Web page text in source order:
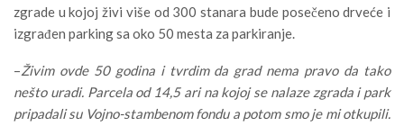
zgrade u kojoj živi više od 300 stanara bude posečeno drveće i
izgrađen parking sa oko 50 mesta za parkiranje.
–Živim ovde 50 godina i tvrdim da grad nema pravo da tako
nešto uradi. Parcela od 14,5 ari na kojoj se nalaze zgrada i park
pripadali su Vojno-stambenom fondu a potom smo je mi otkupili.